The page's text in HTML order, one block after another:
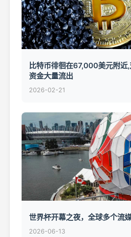
比特币徘徊在67,000美元附近
资金大量流出
2026-02-21
世界杯开幕之夜，全球多个流
2026-06-13